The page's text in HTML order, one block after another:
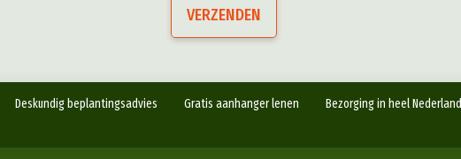
VERZENDEN
Deskundig beplantingsadvies Gratis aanhanger lenen
Bezorging in heel Nederland